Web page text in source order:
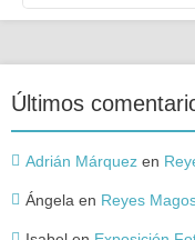
Últimos
Adrián Márquez en
Ángela en Reyes